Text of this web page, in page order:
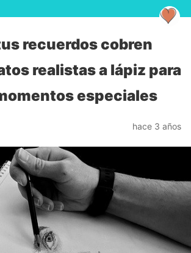
recuerdos cobren
realistas a lápiz para
especiales
hace 3 años